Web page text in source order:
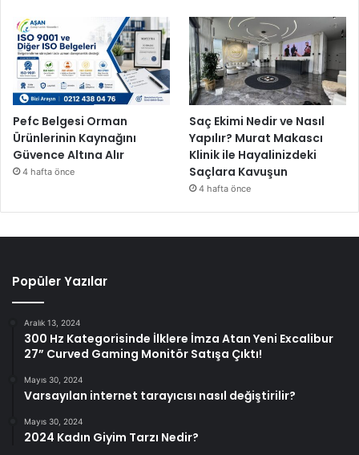
Pefc Belgesi Orman
Ürünlerinin Kaynağını
Güvence Altına Alır
4 hafta önce
Saç Ekimi Nedir ve Nasıl
Yapılır? Murat Makascı
Klinik ile Hayalinizdeki
Saçlara Kavuşun
4 hafta önce
Popüler Yazılar
Aralık 13, 2024
300 Hz Kategorisinde İlklere İmza Atan Yeni Excalibur
27” Curved Gaming Monitör Satışa Çıktı!
Mayıs 30, 2024
Varsayılan internet tarayıcısı nasıl değiştirilir?
Mayıs 30, 2024
2024 Kadın Giyim Tarzı Nedir?